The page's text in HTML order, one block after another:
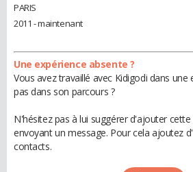
PARIS
2011 - maintenant
Une expérience absente ?
Vous avez travaillé avec Kidigodi dans
pas dans son parcours ?
N'hésitez pas à lui suggérer d'ajouter cette
envoyant un message. Pour cela ajoutez
contacts.